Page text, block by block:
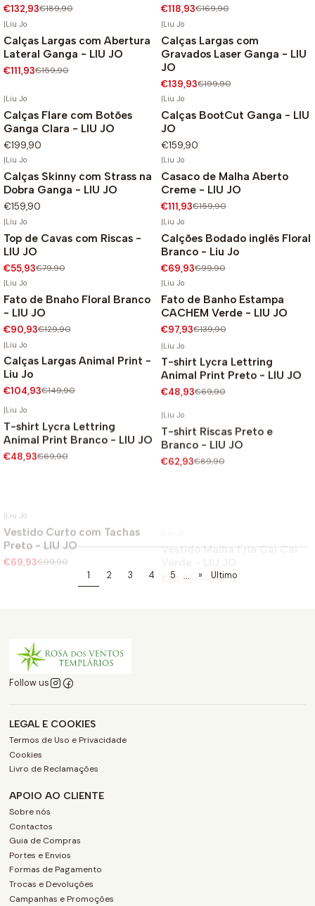
€132,93€189,90 €118,93€169,90
-30%
|Liu Jo
Calças Largas com Abertura
Lateral Ganga - LIU JO
€111,93€159,90
-30%
|Liu Jo
Calças Largas com
Gravados Laser Ganga - LIU
JO
€139,93€199,90
|Liu Jo
Calças Flare com Botões
Ganga Clara - LIU JO
€199,90
|Liu Jo
Calças BootCut Ganga - LIU
JO
€159,90
Liu Jo
Calças Skinny com Strass na
Dobra Ganga - LIU JO
€159,90
-30%
Liu Jo
Casaco de Malha Aberto
Creme - LIU JO
€111,93€159,90
-30%
|Liu Jo
Top de Cavas com Riscas -
LIU JO
€55,93€79,90
-30%
|Liu Jo
Calções Bodado inglês Floral
Branco - Liu Jo
€69,93€99,90
-30%
Liu Jo
Fato de Bnaho Floral Branco
- LIU JO
€90,93€129,90
-30%
Liu Jo
Fato de Banho Estampa
CACHEM Verde - LIU JO
€97,93€139,90
-30%
|Liu Jo
Calças Largas Animal Print -
Liu Jo
€104,93€149,90
-30%
|Liu Jo
T-shirt Lycra Lettring
Animal Print Preto - LIU JO
€48,93€69,90
-30%
|Liu Jo
T-shirt Lycra Lettring
Animal Print Branco - LIU JO
€48,93€69,90
T-shirt Riscas Preto e
Branco - LIU JO
€62,93€89,90
€69,93
1 2 3 4 5 ... » Ultimo
Follow us
LEGAL E COOKIES
Termos de Uso e Privacidade
Cookies
Livro de Reclamações
APOIO AO CLIENTE
Sobre nós
Contactos
Guia de Compras
Portes e Envios
Formas de Pagamento
Trocas e Devoluções
Campanhas e Promoções